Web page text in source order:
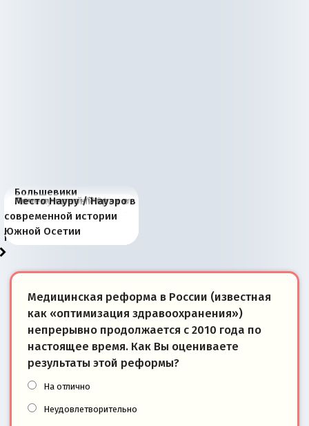
Большевики
отличаются от «Яблока»
тем, что они -
победители
Киевская марионетка
Запада рассказала о
«переобувании» хозяев
В России назрели
перемены: 15 шагов к
суверенной экономике
Миграционный пожар
Европы
Россия начинает
сбрасывать балласт
Анкориджа
Россия зимой 1904
года: первые уступки во
внутренней политике
Русская нация вчера и
сегодня
Почему правый крах в
Варшаве не поможет её
отношениям с Россией?
Место Науру / Науэро в
современной истории
Южной Осетии
Медицинская реформа в России (известная
как «оптимизация здравоохранения»)
непрерывно продолжается с 2010 года по
настоящее время. Как Вы оцениваете
результаты этой реформы?
На отлично
Неудовлетворительно